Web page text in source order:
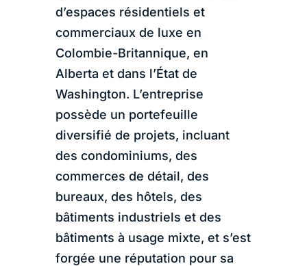
d’espaces résidentiels et
commerciaux de luxe en
Colombie-Britannique, en
Alberta et dans l’État de
Washington. L’entreprise
possède un portefeuille
diversifié de projets, incluant
des condominiums, des
commerces de détail, des
bureaux, des hôtels, des
bâtiments industriels et des
bâtiments à usage mixte, et s’est
forgée une réputation pour sa